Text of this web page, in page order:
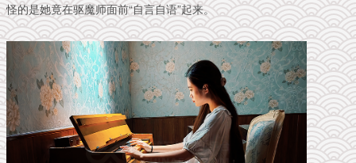
怪的是她竟在驱魔师面前“自言自语”起来。